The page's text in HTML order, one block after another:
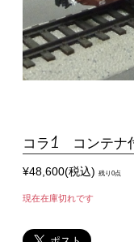
コラ1 コンテ
¥48,600(税込) 残り0点
現在在庫切れです